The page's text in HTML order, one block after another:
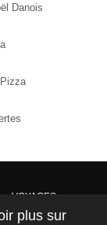
Danois
VOYAGES
et photos sont la
plus sur